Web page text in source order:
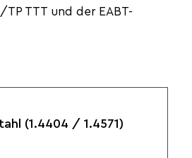
TTT und der EABT-
(1.4404 / 1.4571)